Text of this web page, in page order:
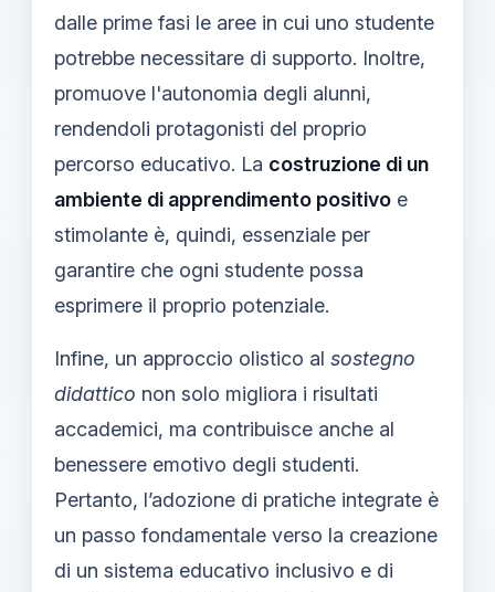
dalle prime fasi le aree in cui uno studente
potrebbe necessitare di supporto. Inoltre,
promuove l'autonomia degli alunni,
rendendoli protagonisti del proprio
percorso educativo. La costruzione di un
ambiente di apprendimento positivo e
stimolante è, quindi, essenziale per
garantire che ogni studente possa
esprimere il proprio potenziale.
Infine, un approccio olistico al sostegno
didattico non solo migliora i risultati
accademici, ma contribuisce anche al
benessere emotivo degli studenti.
Pertanto, l’adozione di pratiche integrate è
un passo fondamentale verso la creazione
di un sistema educativo inclusivo e di